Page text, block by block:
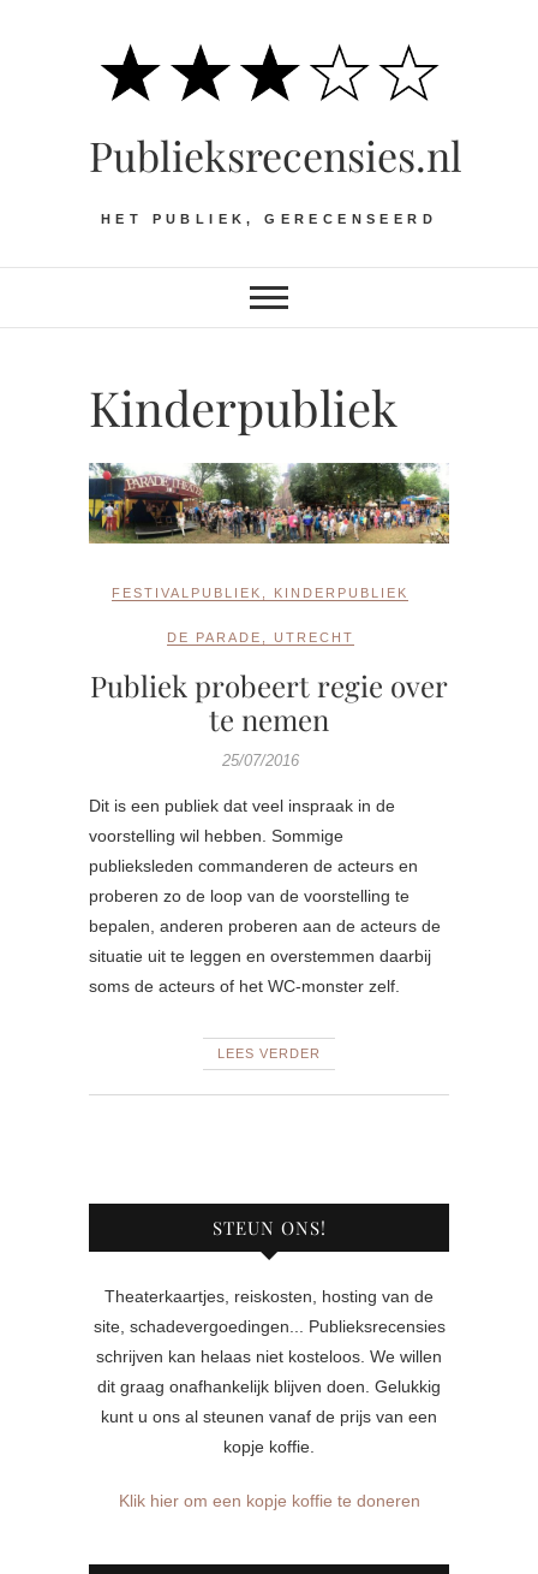
Publieksrecensies.nl
HET PUBLIEK, GERECENSEERD
Kinderpubliek
FESTIVALPUBLIEK KINDERPUBLIEK
DE PARADE UTRECHT
Publiek probeert regie over
te nemen
25/07/2016
Dit is een publiek dat veel inspraak in de
voorstelling wil hebben. Sommige
publieksleden commanderen de acteurs en
proberen zo de loop van de voorstelling te
bepalen, anderen proberen aan de acteurs de
situatie uit te leggen en overstemmen daarbij
soms de acteurs of het WC-monster zelf.
LEES VERDER
STEUN ONS!
Theaterkaartjes, reiskosten, hosting van de
site, schadevergoedingen... Publieksrecensies
schrijven kan helaas niet kosteloos. We willen
dit graag onafhankelijk blijven doen. Gelukkig
kunt u ons al steunen vanaf de prijs van een
kopje koffie.
Klik hier om een kopje koffie te doneren